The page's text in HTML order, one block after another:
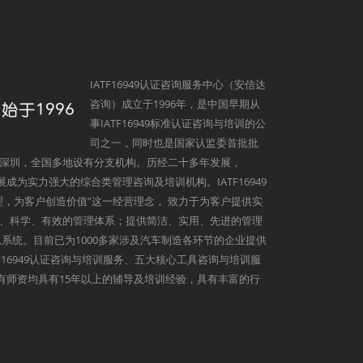
IATF16949认证咨询服务中心（安信达
咨询）成立于1996年，是中国早期从
事IATF16949标准认证咨询与培训的公
司之一，同时也是国家认监委首批批
圳，全国多地设有分支机构。历经二十多年发展，
成为实力强大的综合类管理咨询及培训机构。IATF16949
为客户创造价值”这一经营理念， 致力于为客户提供实
科学、有效的管理体系；提供简洁、实用、先进的管理
统。目前已为1000多家涉及汽车制造各环节的企业提供
认证咨询与培训服务、五大核心工具咨询与培训服
师资均具有15年以上的辅导及培训经验，具有丰富的行